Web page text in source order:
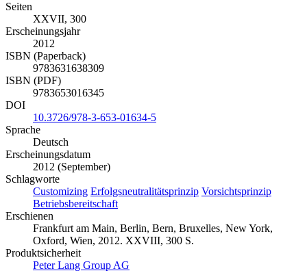
Seiten
XXVII, 300
Erscheinungsjahr
2012
ISBN (Paperback)
9783631638309
ISBN (PDF)
9783653016345
DOI
10.3726/978-3-653-01634-5
Sprache
Deutsch
Erscheinungsdatum
2012 (September)
Schlagworte
Customizing Erfolgsneutralitätsprinzip Vorsichtsprinzip
Betriebsbereitschaft
Erschienen
Frankfurt am Main, Berlin, Bern, Bruxelles, New York,
Oxford, Wien, 2012. XXVIII, 300 S.
Produktsicherheit
Peter Lang Group AG